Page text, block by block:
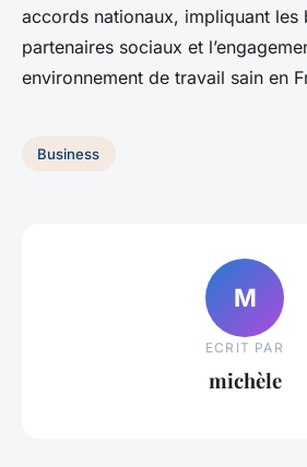
accords nationaux, impliquant les
partenaires sociaux et
environnement de travail sain en
Business
M
ECRIT PAR
michèle